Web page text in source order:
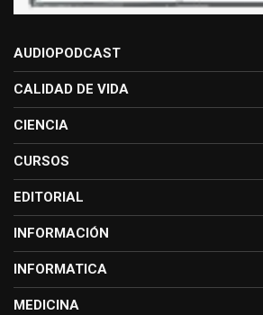
AUDIOPODCAST
CALIDAD DE VIDA
CIENCIA
CURSOS
EDITORIAL
INFORMACIÓN
INFORMATICA
MEDICINA